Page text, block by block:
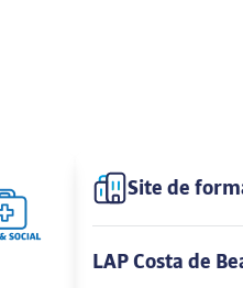
Site de
LAP Costa de